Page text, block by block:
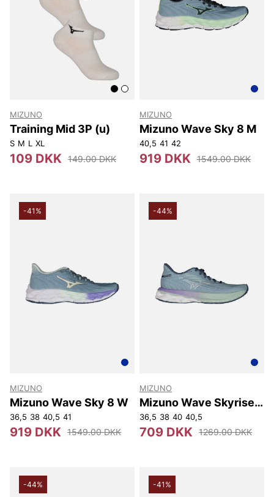
MIZUNO
Training Mid 3P (u)
S M L XL
109 DKK 149.00 DKK
MIZUNO
Mizuno Wave Sky 8 M
40,5 41 42
919 DKK 1549.00 DKK
-41%
MIZUNO
Mizuno Wave Sky 8 W
36,5 38 40,5 41
919 DKK 1549.00 DKK
-44%
MIZUNO
Mizuno Wave Skyrise 6
W
36,5 38 40 40,5
709 DKK 1269.00 DKK
-44% -41%